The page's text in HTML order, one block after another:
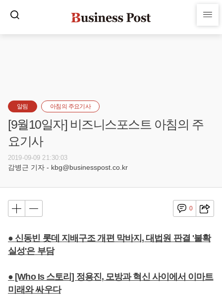
알림 아침의 주요기사
[9월10일자] 비즈니스포스트 아침의 주
요기사
2019-09-09 21:30:03
감병근 기자 - kbg@businesspost.co.kr
0
● 신동빈 롯데 지배구조 개편 막바지, 대법원 판결 '불확
실성'은 부담
● [Who Is 스토리] 정용진, 모방과 혁신 사이에서 이마트
미래와 싸우다